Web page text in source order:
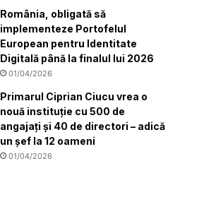
România, obligată să
implementeze Portofelul
European pentru Identitate
Digitală până la finalul lui 2026
01/04/2026
Primarul Ciprian Ciucu vrea o
nouă instituție cu 500 de
angajați și 40 de directori – adică
un șef la 12 oameni
01/04/2026